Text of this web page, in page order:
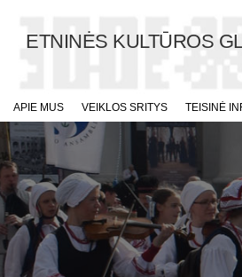
ETNINĖS KULTŪROS
APIE MUS VEIKLOS SRITYS TEISINĖ